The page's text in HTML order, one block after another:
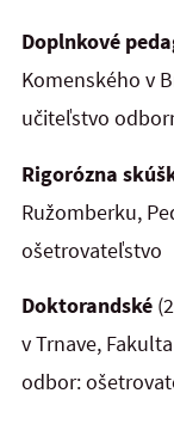
Doplnkové
Komenského v
učiteľstvo
Rigorózna
Ružomberku,
ošetrovateľstvo
Doktorandské
v Trnave,
odbor: